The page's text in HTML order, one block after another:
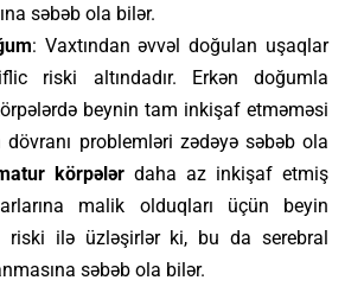
səbəb ola bilər.
: Vaxtından əvvəl doğulan uşaqlar
riski altındadır. Erkən doğumla
beynin tam inkişaf etməməsi
problemləri zədəyə səbəb ola
körpələr daha az inkişaf etmiş
malik olduqları üçün beyin
riski ilə üzləşirlər ki, bu da serebral
səbəb ola bilər.